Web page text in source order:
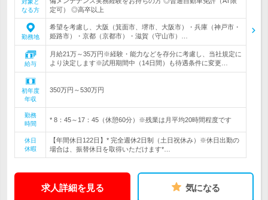
対象と
なる方
定可） ◎高卒以上
勤務地
希望を考慮し、大阪（箕面市、堺市、大阪市）・兵庫（神戸市・
姫路市）・京都（京都市）・滋賀（守山市）…
給与
月給21万～35万円※経験・能力などを存分に考慮し、当社規定に
より決定します※試用期間中（14日間）も待遇条件に変更…
初年度
年収
350万円～530万円
勤務
時間
* 8：45～17：45（休憩60分）※残業は月平均20時間程度です
休日
休暇
【年間休日122日】* 完全週休2日制（土日祝休み）※休日出勤の
場合は、振替休日を取得いただけます*…
求人詳細を見る 気になる